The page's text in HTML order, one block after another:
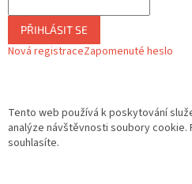
PŘIHLÁSIT SE
Nová registraceZapomenuté heslo
Tento web používá k poskytování
analýze návštěvnosti soubory cookie.
souhlasíte.